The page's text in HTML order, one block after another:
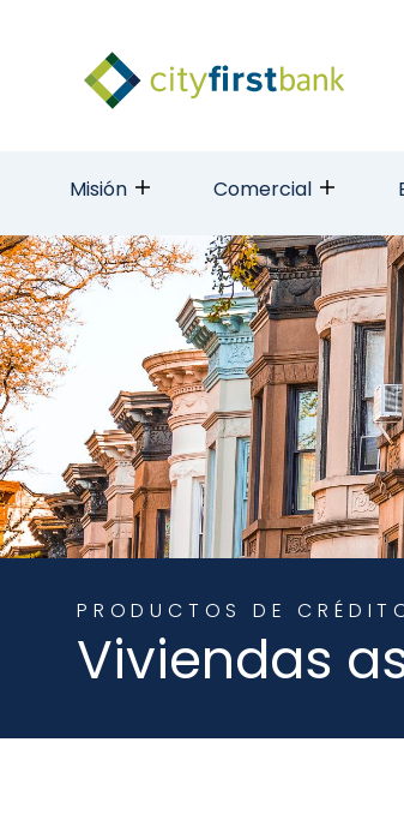
Misión Comercial
PRODUCTOS DE
Viviendas